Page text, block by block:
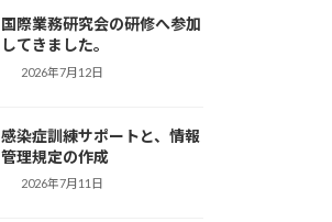
国際業務研究会の研修へ参加
してきました。
2026年7月12日
感染症訓練サポートと、情報
管理規定の作成
2026年7月11日